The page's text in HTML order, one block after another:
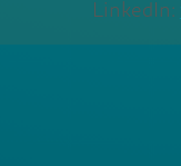
LinkedIn: